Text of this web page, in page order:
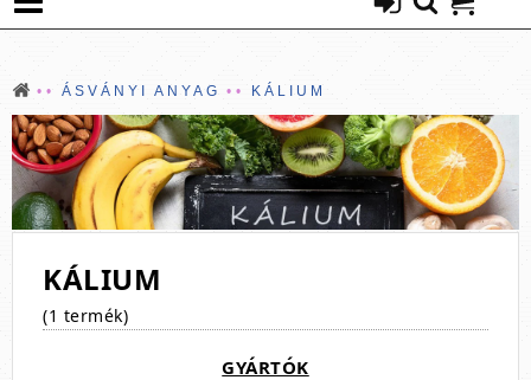
ÁSVÁNYI ANYAG KÁLIUM
KÁLIUM
(1 termék)
GYÁRTÓK